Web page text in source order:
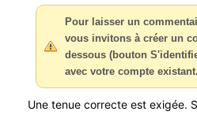
Pour laisser un
vous invitons à créer un
dessous (bouton
avec votre compte existant.
Une tenue correcte est exigée.